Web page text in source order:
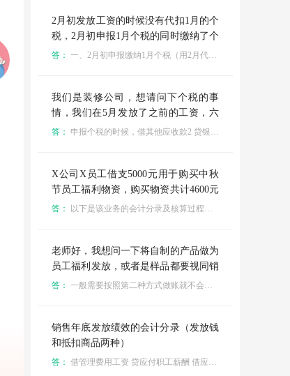
2月初发放工资的时候没有代扣1月的个
税，2月初申报1月个税的同时缴纳了个
税980元（使用代扣账户中2月代扣的职
候代扣了1月的个税（但有一部分人的
个税未代扣），此时的会计分录怎么
做，同时3月初申报2月的个税，并同时
答： 一、2月初申报缴纳1月个税（用2月代扣的职工保险资金缴纳）的会计分录 此时属于提前使用2月代扣的保险资金垫付1月个税，需体现个税缴纳及资金来源的对应关系： 1.?缴纳1月个税时： 借：应交税费——应交个人所得税 980 贷：其他应付款——代扣职工保险 980 二、3月发放工资时代扣1月个税（部分未代扣）的会计分录 - 已代扣部分：从工资中扣除，冲减前期垫付的个税负债 借：应付职工薪酬——工资 贷：应交税费——应交个人所得税（已代扣部分） ? - 未代扣部分：无需账务处理，后续收回时再做冲减 三、3月初申报缴纳2月个税（用已代扣的保险资金缴纳）的会计分录 借：应交税费——应交个人所得税（2月应缴金额） 贷：其他应付款——代扣职工保险（2月已代扣部分）
我们是装修公司，想请问下个税的事
情，我们在5月发放了之前的工资，六
月也申报缴纳了，但是我们发放的时候
来。比如说5月发放这个工人100块，其
中个税2元，6月申报缴纳5月工人工资
和公司人员工资一共200块，个税一共3
答： 申报个税的时候，借其他应收款2 贷银行存款2 下次发放工资的时候 借应付职工薪酬 其他应收款 贷银行存款
X公司X员工借支5000元用于购买中秋
节员工福利物资，购买物资共计4600元
（专票），现物资已买回并发放，该员
答： 以下是该业务的会计分录及核算过程： 借支时 - 员工借支5000元，会计分录为： - 借：其他应收款 - X员工 5000 - 贷：库存现金或银行存款 5000 报销时 - 购买物资花费4600元，取得专票，假设增值税税率为13%，则增值税进项税额为4600÷（1 + 13%）×13%≈529.20元，物资成本为4600 - 529.20 = 4070.80元。会计分录为： - 借：应付职工薪酬 - 职工福利 4070.80 - 应交税费 - 应交增值税（进项税额）529.20 - 贷：其他应收款 - X员工 4600 - 同时，将应付职工薪酬转入相关成本费用科目，假设公司将福利分配至管理部门，会计分录为： - 借：管理费用 - 职工福利 4070.80 - 贷：应付职工薪酬 - 职工福利 4070.80 核算 - 员工借支5000元，报销4600元后，员工还需归还公司400元，即其他应收款 - X员工科目余额为400元借方。 - 公司购买的员工福利物资，按照实际成本4070.80元计入相关成本费用科目，同时确认了529.20元的增值税进项税额可以抵扣。
老师好，我想问一下将自制的产品做为
员工福利发放，或者是样品都要视同销
售，会计分录有的是，借：费用，贷：
收入 应交税费—增值税—销项税。有
的说视同销售就应该形成税会差异，有
的说可以不形成税会差异。到底哪种是
答： 一般需要按照第二种方式做账就不会导致账上和税务收入不一致
销售年底发放绩效的会计分录（发放钱
和抵扣商品两种）
答： 借管理费用工资 贷应付职工薪酬 借应付职工薪酬 贷应交税费应交个人所得税 借应付职工薪酬 贷银行存款